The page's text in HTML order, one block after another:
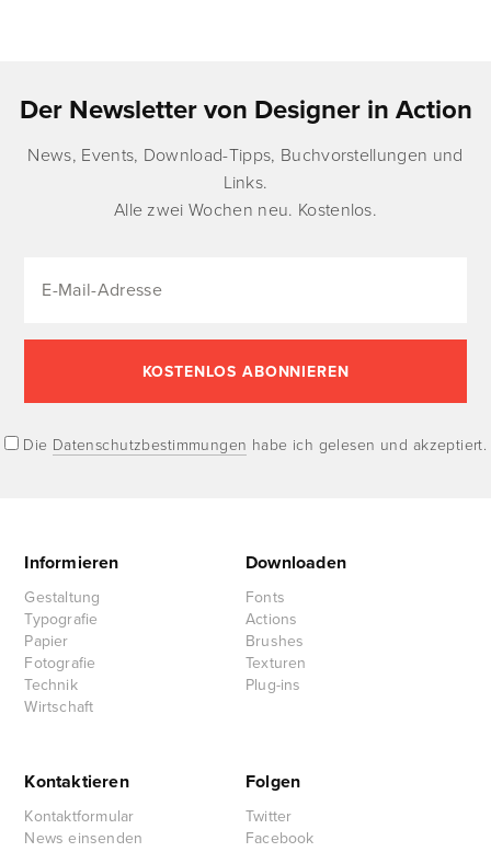
Der Newsletter von Designer in Action
News, Events, Download-Tipps, Buchvorstellungen und
Links.
Alle zwei Wochen neu. Kostenlos.
Die Datenschutzbestimmungen habe ich gelesen und akzeptiert.
Informieren
Gestaltung
Typografie
Papier
Fotografie
Technik
Wirtschaft
Downloaden
Fonts
Actions
Brushes
Texturen
Plug-ins
Kontaktieren
Kontaktformular
News einsenden
Folgen
Twitter
Facebook